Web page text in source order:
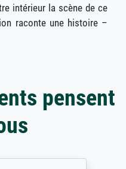
intérieur la scène de ce
raconte une histoire –
pensent